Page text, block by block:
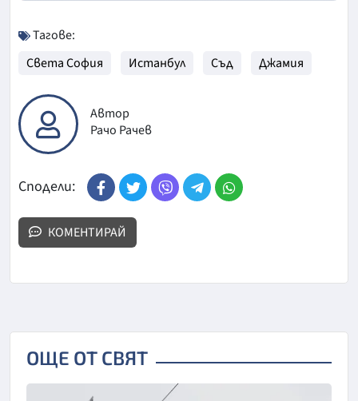
Тагове:
Света София
Истанбул Съд Джамия
Автор
Рачо Рачев
Сподели:
КОМЕНТИРАЙ
ОЩЕ ОТ СВЯТ